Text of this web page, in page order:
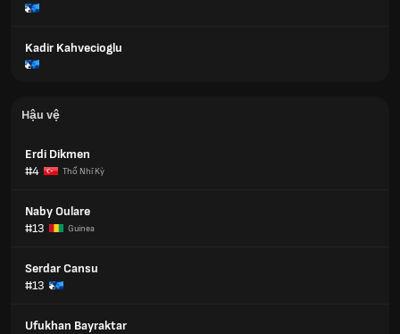
Kadir Kahvecioglu
Hậu vệ
Erdi Dikmen
#4
Thổ Nhĩ Kỳ
Naby Oulare
#13
Guinea
Serdar Cansu
#13
Ufukhan Bayraktar